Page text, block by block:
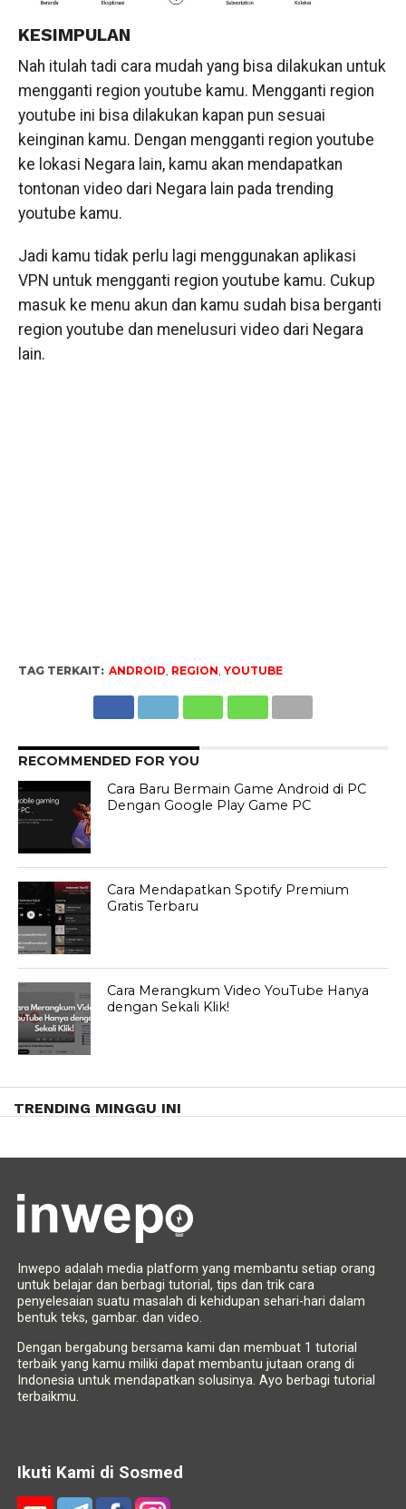
KESIMPULAN
Nah itulah tadi cara mudah yang bisa dilakukan untuk
mengganti region youtube kamu. Mengganti region
youtube ini bisa dilakukan kapan pun sesuai
keinginan kamu. Dengan mengganti region youtube
ke lokasi Negara lain, kamu akan mendapatkan
tontonan video dari Negara lain pada trending
youtube kamu.
Jadi kamu tidak perlu lagi menggunakan aplikasi
VPN untuk mengganti region youtube kamu. Cukup
masuk ke menu akun dan kamu sudah bisa berganti
region youtube dan menelusuri video dari Negara
lain.
TAG TERKAIT: ANDROID, REGION, YOUTUBE
RECOMMENDED FOR YOU
Cara Baru Bermain Game Android di PC
Dengan Google Play Game PC
Cara Mendapatkan Spotify Premium
Gratis Terbaru
Cara Merangkum Video YouTube Hanya
dengan Sekali Klik!
TRENDING MINGGU INI
Inwepo adalah media platform yang membantu setiap orang
untuk belajar dan berbagi tutorial, tips dan trik cara
penyelesaian suatu masalah di kehidupan sehari-hari dalam
bentuk teks, gambar. dan video.
Dengan bergabung bersama kami dan membuat 1 tutorial
terbaik yang kamu miliki dapat membantu jutaan orang di
Indonesia untuk mendapatkan solusinya. Ayo berbagi tutorial
terbaikmu.
Ikuti Kami di Sosmed